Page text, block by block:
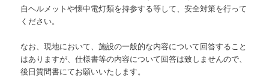
自ヘルメットや懐中電灯類を持参する等して、安全対策を行って
ください。
なお、現地において、施設の一般的な内容について回答すること
はありますが、仕様書等の内容について回答は致しませんので、
後日質問書にてお願いいたします。